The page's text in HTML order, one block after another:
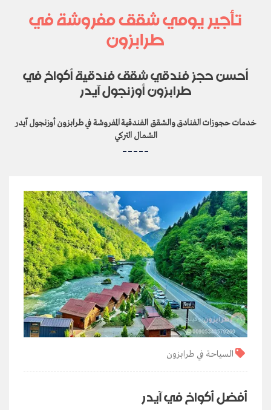
تأجير يومي شقق مفروشة في
طرابزون
أحسن حجز فندقي شقق فندقية أكواخ في
طرابزون أوزنجول آيدر
خدمات حجوزات الفنادق والشقق الفندقية المفروشة في طرابزون أوزنجول آيدر
الشمال التركي
السياحة في طرابزون
أفضل أكواخ في آيدر